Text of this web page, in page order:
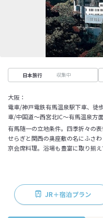
日本旅行 収集中
大阪：
電車/神戸電鉄有馬温泉駅下車、徒
車/中国道～西宮北IC～有馬温泉方
有馬随一の立地条件。四季折々の
せらぎと関西の奥座敷の名にふさ
京会席料理。浴場も豊富に取り揃え
JR＋宿泊プラン